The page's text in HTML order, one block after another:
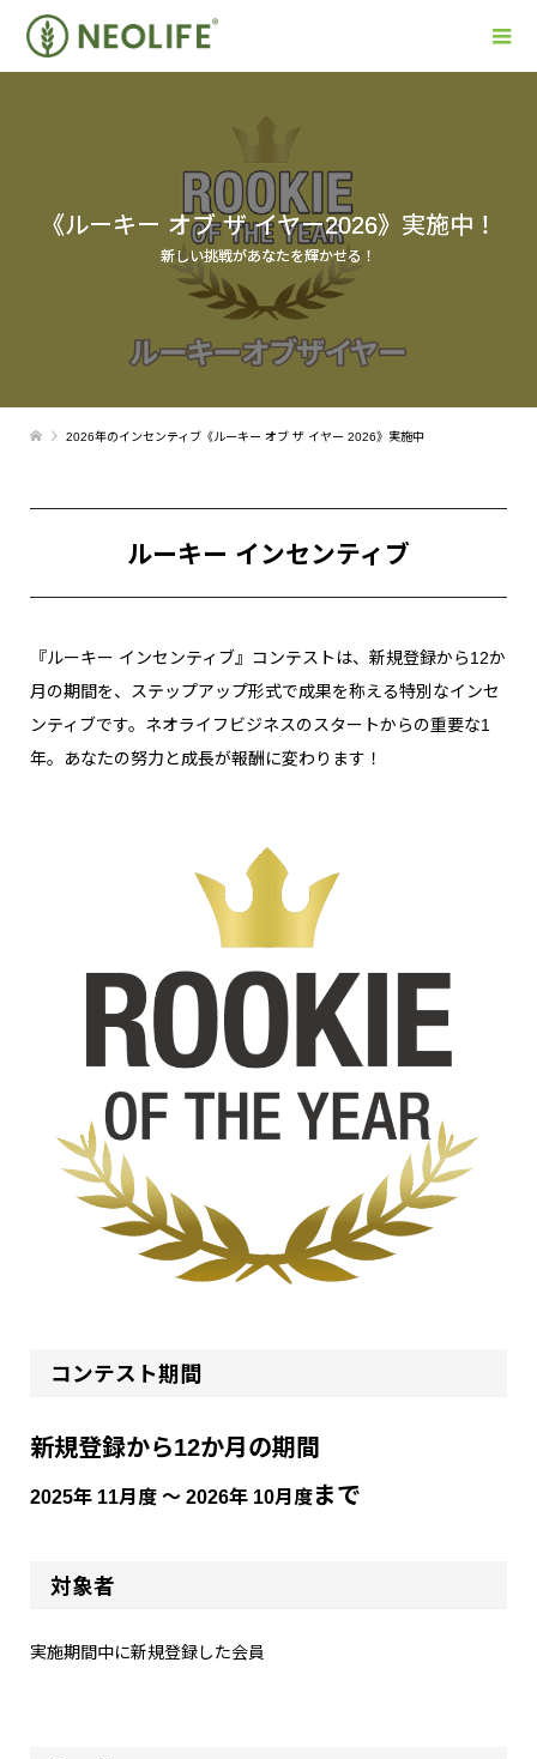
《ルーキー オブ ザ イヤー2026》実施中！
新しい挑戦があなたを輝かせる！
2026年のインセンティブ《ルーキー オブ ザ イヤー 2026》実施中
ルーキー インセンティブ
『ルーキー インセンティブ』コンテストは、新規登録から12か
月の期間を、ステップアップ形式で成果を称える特別なインセ
ンティブです。ネオライフビジネスのスタートからの重要な1
年。あなたの努力と成長が報酬に変わります！
コンテスト期間
新規登録から12か月の期間
2025年 11月度 ～ 2026年 10月度まで
対象者
実施期間中に新規登録した会員